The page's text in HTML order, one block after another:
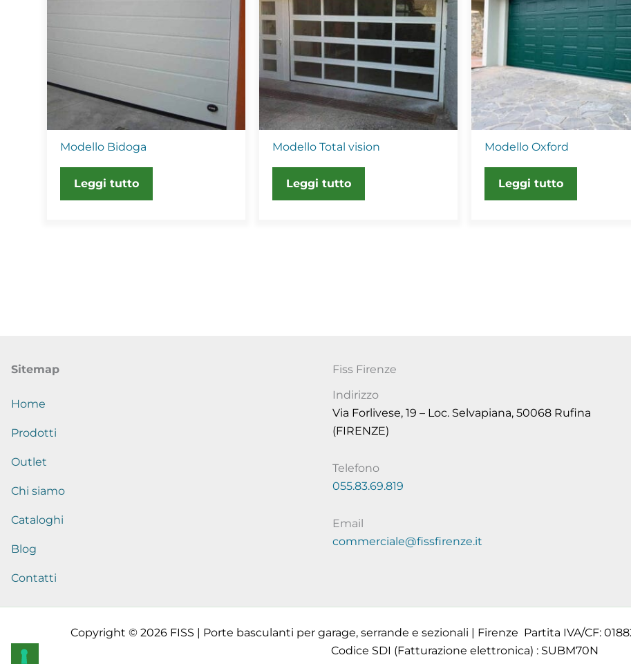
Modello Bidoga
Leggi tutto
Modello Total vision
Leggi tutto
Modello Oxford
Leggi tutto
Sitemap
Home
Prodotti
Outlet
Chi siamo
Cataloghi
Blog
Contatti
Fiss Firenze
Indirizzo
Via Forlivese, 19 – Loc. Selvapiana, 50068 Rufina
(FIRENZE)
Telefono
055.83.69.819
Email
commerciale@fissfirenze.it
Copyright © 2026 FISS | Porte basculanti per garage, serrande e sezionali | Firenze Partita IVA/CF:
Codice SDI (Fatturazione elettronica) : SUBM70N